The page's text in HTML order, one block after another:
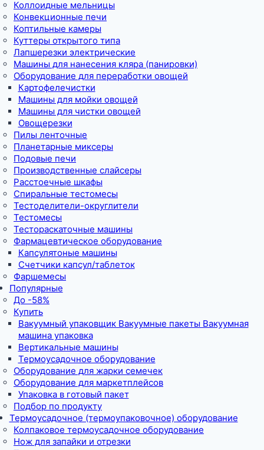
Коллоидные мельницы
Конвекционные печи
Коптильные камеры
Куттеры открытого типа
Лапшерезки электрические
Машины для нанесения кляра (панировки)
Оборудование для переработки овощей
Картофелечистки
Машины для мойки овощей
Машины для чистки овощей
Овощерезки
Пилы ленточные
Планетарные миксеры
Подовые печи
Производственные слайсеры
Расстоечные шкафы
Спиральные тестомесы
Тестоделители-округлители
Тестомесы
Тестораскаточные машины
Фармацевтическое оборудование
Капсулятоные машины
Счетчики капсул/таблеток
Фаршемесы
Популярные
До -58%
Купить
Вакуумный упаковщик Вакуумные пакеты Вакуумная
машина упаковка
Вертикальные машины
Термоусадочное оборудование
Оборудование для жарки семечек
Оборудование для маркетплейсов
Упаковка в готовый пакет
Подбор по продукту
Термоусадочное (термоупаковочное) оборудование
Колпаковое термоусадочное оборудование
Нож для запайки и отрезки